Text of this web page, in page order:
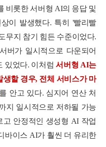
비롯한 서버형 AI의 응답 및
이 발생했다. 특히 '빨리빨
무지 참기 힘든 수준이었다.
버가 일시적으로 다운되어
있었다. 이처럼서버형 AI는
할 경우, 전체 서비스가 마
안고 있다. 심지어 연산 처
지 일시적으로 저하될 가능
고 안정적인 생성형 AI 작업
바이스 AI가 훨씬 더 유리한